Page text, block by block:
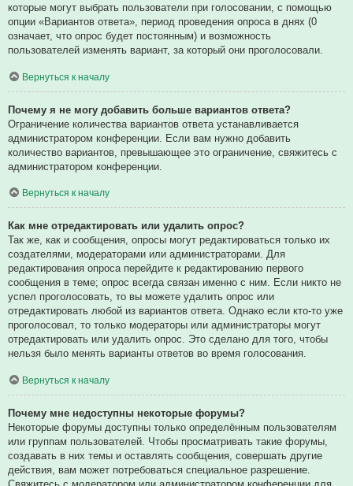
которые могут выбрать пользователи при голосовании, с помощью
опции «Вариантов ответа», период проведения опроса в днях (0
означает, что опрос будет постоянным) и возможность
пользователей изменять вариант, за который они проголосовали.
Вернуться к началу
Почему я не могу добавить больше вариантов ответа?
Ограничение количества вариантов ответа устанавливается
администратором конференции. Если вам нужно добавить
количество вариантов, превышающее это ограничение, свяжитесь с
администратором конференции.
Вернуться к началу
Как мне отредактировать или удалить опрос?
Так же, как и сообщения, опросы могут редактироваться только их
создателями, модераторами или администраторами. Для
редактирования опроса перейдите к редактированию первого
сообщения в теме; опрос всегда связан именно с ним. Если никто не
успел проголосовать, то вы можете удалить опрос или
отредактировать любой из вариантов ответа. Однако если кто-то уже
проголосовал, то только модераторы или администраторы могут
отредактировать или удалить опрос. Это сделано для того, чтобы
нельзя было менять варианты ответов во время голосования.
Вернуться к началу
Почему мне недоступны некоторые форумы?
Некоторые форумы доступны только определённым пользователям
или группам пользователей. Чтобы просматривать такие форумы,
создавать в них темы и оставлять сообщения, совершать другие
действия, вам может потребоваться специальное разрешение.